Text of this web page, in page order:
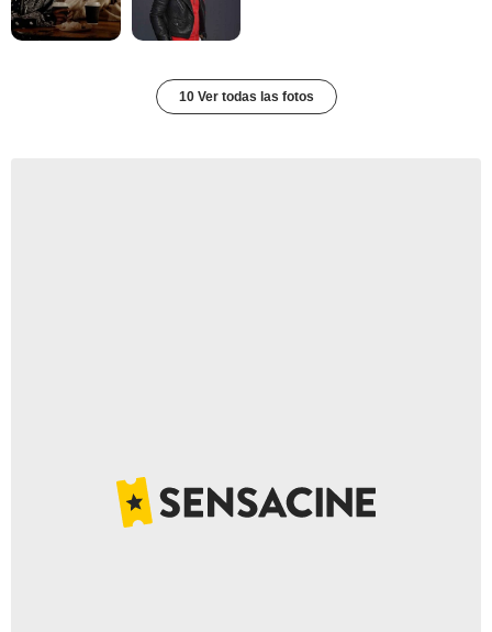
10 Ver todas las fotos